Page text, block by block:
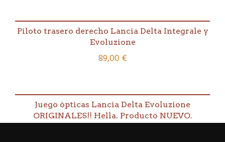
cantidad
Piloto trasero derecho Lancia Delta Integrale y
Evoluzione
89,00€
Juego ópticas Lancia Delta Evoluzione
ORIGINALES!! Hella. Producto NUEVO.